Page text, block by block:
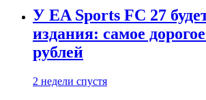
У EA Sports FC 27
издания: самое
рублей
2 недели спустя